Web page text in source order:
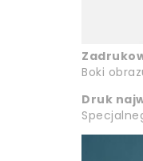
Boki
Druk